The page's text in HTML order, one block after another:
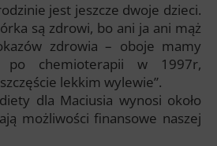
jest jeszcze dwoje dzieci.
są zdrowi, bo ani ja ani mąż
zdrowia – oboje mamy
chemioterapii w 1997r,
lekkim wylewie”.
dla Maciusia wynosi około
możliwości finansowe naszej